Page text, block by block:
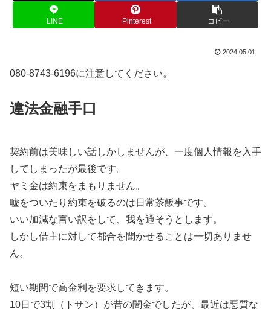
LINE Pinterest コピー
2024.05.01
080-8743-6196に注意してください。
違法金融手口
契約前は美味しい話しかしませんが、一度個人情報を入手
してしまったが最後です。
ヤミ金は約束をまもりません。
嘘をついたり約束を破るのは日常茶飯事です。
いい加減な言い訳をして、我を通そうとします。
しかし借主に対して都合を聞かせることは一切ありませ
ん。
短い期間で高金利を要求してきます。
10日で3割（トサン）が昔の闇金でしたが、最近は悪質な